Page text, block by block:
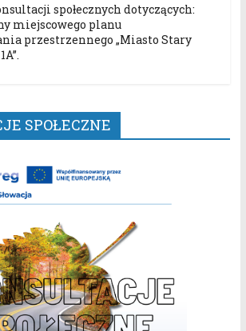
społecznych dotyczących:
miejscowego planu
przestrzennego „Miasto Stary
SPOŁECZNE